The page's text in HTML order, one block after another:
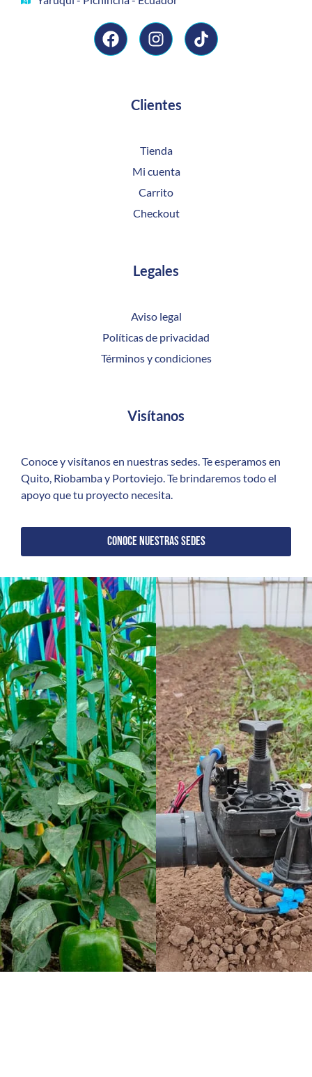
Clientes
Tienda
Mi cuenta
Carrito
Checkout
Legales
Aviso legal
Políticas de privacidad
Términos y condiciones
Visítanos
Conoce y visítanos en nuestras sedes. Te esperamos en
Quito, Riobamba y Portoviejo. Te brindaremos todo el
apoyo que tu proyecto necesita.
CONOCE NUESTRAS SEDES